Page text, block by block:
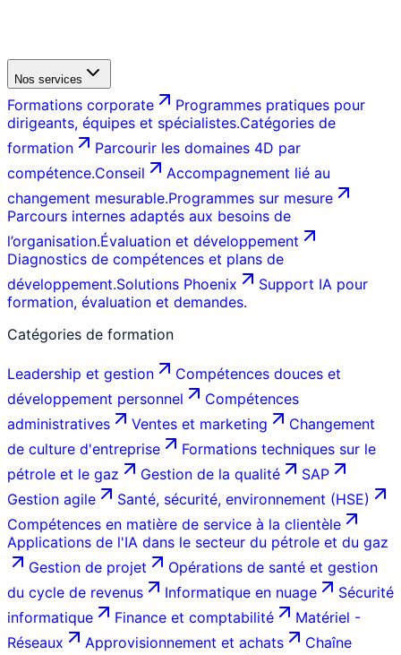
Nos services
Formations corporate
Programmes pratiques pour
dirigeants, équipes et spécialistes.Catégories de
formation
Parcourir les domaines 4D par
compétence.Conseil
Accompagnement lié au
changement mesurable.Programmes sur mesure
Parcours internes adaptés aux besoins de
l’organisation.Évaluation et développement
Diagnostics de compétences et plans de
développement.Solutions Phoenix
Support IA pour
formation, évaluation et demandes.
Catégories de formation
Leadership et gestion
Compétences douces et
développement personnel
Compétences
administratives
Ventes et marketing
Changement
de culture d'entreprise
Formations techniques sur le
pétrole et le gaz
Gestion de la qualité
SAP
Gestion agile
Santé, sécurité, environnement (HSE)
Compétences en matière de service à la clientèle
Applications de l'IA dans le secteur du pétrole et du gaz
Gestion de projet
Opérations de santé et gestion
du cycle de revenus
Informatique en nuage
Sécurité
informatique
Finance et comptabilité
Matériel -
Réseaux
Approvisionnement et achats
Chaîne